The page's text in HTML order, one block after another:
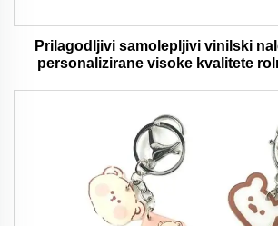
Prilagodljivi samolepljivi vinilski
personalizirane visoke kvalitete